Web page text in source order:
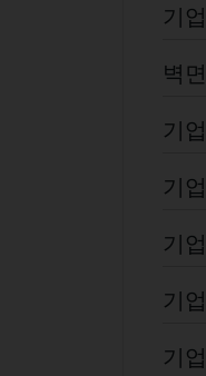
기
벽
기
기
기
기
기